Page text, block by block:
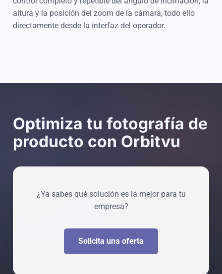
altura y la posición del zoom de la cámara, todo ello
directamente desde la interfaz del operador.
Optimiza tu fotografía de
producto con Orbitvu
¿Ya sabes qué solución es la mejor para tu
empresa?
Solicita una oferta